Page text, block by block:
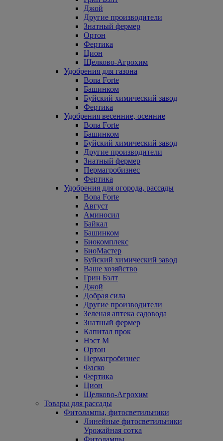
Джой
Другие производители
Знатный фермер
Ортон
Фертика
Цион
Щелково-Агрохим
Удобрения для газона
Bona Forte
Башинком
Буйский химический завод
Фертика
Удобрения весенние, осенние
Bona Forte
Башинком
Буйский химический завод
Другие производители
Знатный фермер
Пермагробизнес
Фертика
Удобрения для огорода, рассады
Bona Forte
Август
Аминосил
Байкал
Башинком
Биокомплекс
БиоМастер
Буйский химический завод
Ваше хозяйство
Грин Бэлт
Джой
Добрая сила
Другие производители
Зеленая аптека садовода
Знатный фермер
Капитал прок
Нэст М
Ортон
Пермагробизнес
Фаско
Фертика
Цион
Щелково-Агрохим
Товары для рассады
Фитолампы, фитосветильники
Линейные фитосветильники
Урожайная сотка
Фитолампы